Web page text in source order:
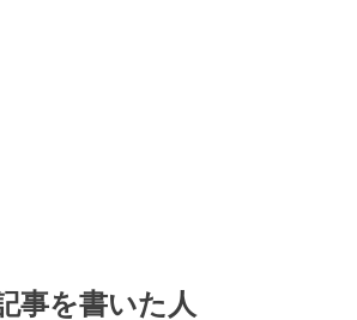
事を書いた人